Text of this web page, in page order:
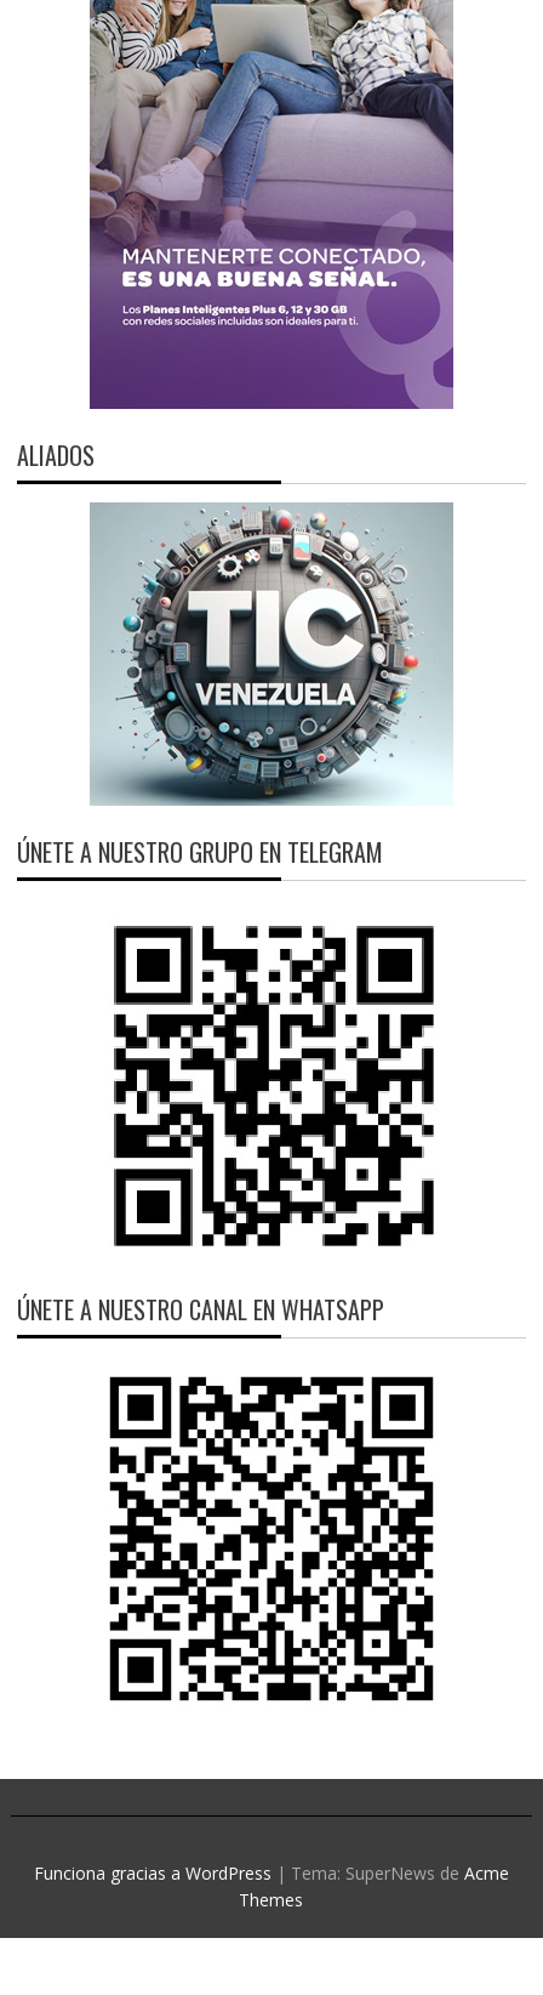
ALIADOS
ÚNETE A NUESTRO GRUPO EN TELEGRAM
ÚNETE A NUESTRO CANAL EN WHATSAPP
Funciona gracias a WordPress | Tema: SuperNews de Acme
Themes